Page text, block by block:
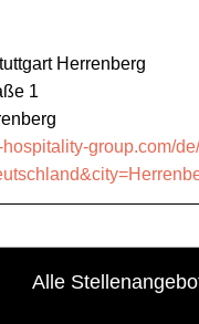
Alle
Herrenberg
1
hospitality-group.com/